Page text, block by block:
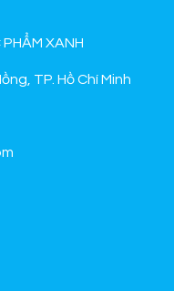
XANH
TP. Hồ Chí Minh